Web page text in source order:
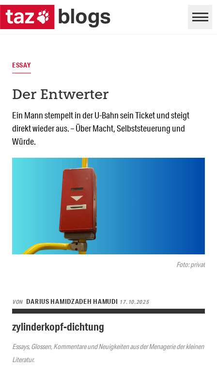
Foto: privat
ESSAY
Der Entwerter
Ein Mann stempelt in der U-Bahn sein Ticket und steigt
direkt wieder aus. – Über Macht, Selbststeuerung und
Würde.
VON DARIUS HAMIDZADEH HAMUDI 17.10.2025
zylinderkopf-dichtung
Essays, Glossen, Kommentare und Neuigkeiten aus der Menagerie der kleinen
Literatur.